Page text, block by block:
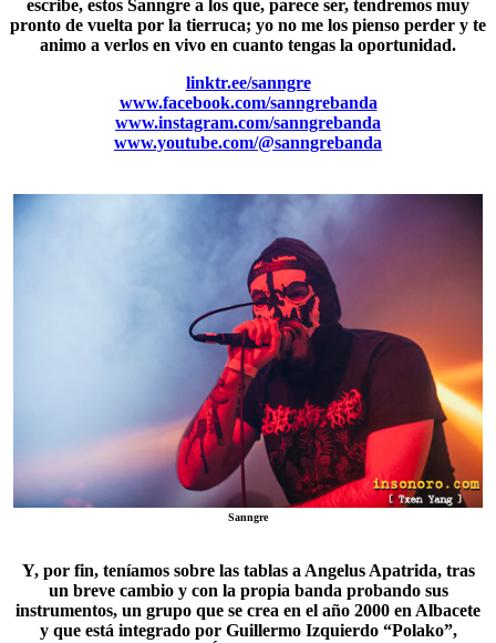
escribe, estos Sanngre a los que, parece ser, tendremos muy
pronto de vuelta por la tierruca; yo no me los pienso perder y te
animo a verlos en vivo en cuanto tengas la oportunidad.
linktr.ee/sanngre
www.facebook.com/sanngrebanda
www.instagram.com/sanngrebanda
www.youtube.com/@sanngrebanda
Sanngre
Y, por fin, teníamos sobre las tablas a Angelus Apatrida, tras
un breve cambio y con la propia banda probando sus
instrumentos, un grupo que se crea en el año 2000 en Albacete
y que está integrado por Guillermo Izquierdo “Polako”,